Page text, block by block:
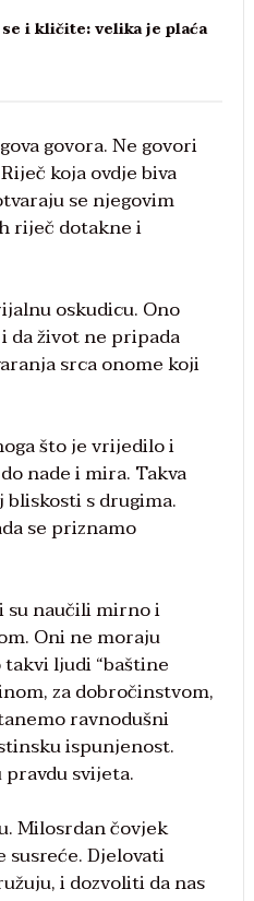
i kličite: velika je plaća
govora. Ne govori
koja ovdje biva
se njegovim
riječ dotakne i
oskudicu. Ono
da život ne pripada
srca onome koji
što je vrijedilo i
nade i mira. Takva
s drugima.
se priznamo
su naučili mirno i
Oni ne moraju
ljudi “baštine
za dobročinstvom,
ravnodušni
ispunjenost.
svijeta.
Milosrdan čovjek
Djelovati
i dozvoliti da nas